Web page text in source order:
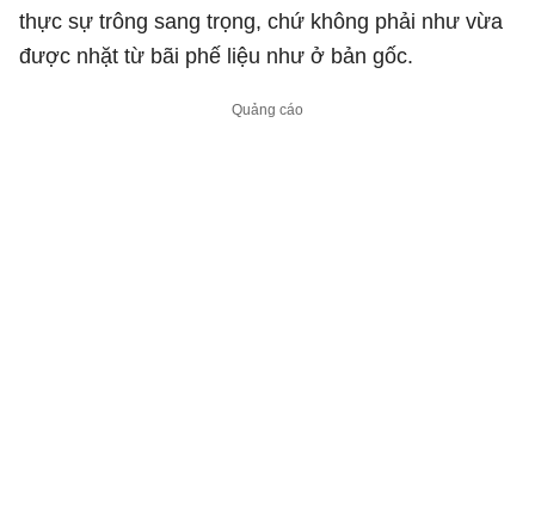
thực sự trông sang trọng, chứ không phải như vừa
được nhặt từ bãi phế liệu như ở bản gốc.